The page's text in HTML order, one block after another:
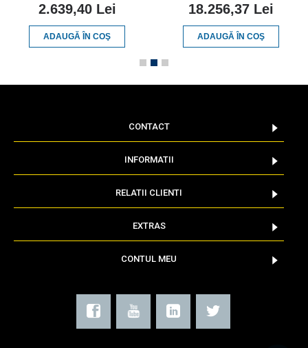
2.639,40 Lei
ADAUGĂ ÎN COŞ
18.256,37 Lei
ADAUGĂ ÎN COŞ
CONTACT
INFORMATII
RELATII CLIENTI
EXTRAS
CONTUL MEU